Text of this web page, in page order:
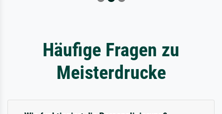
Häufige Fragen zu
Meisterdrucke